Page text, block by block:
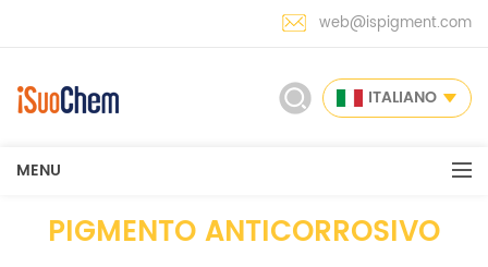
web@ispigment.com
ITALIANO
MENU
PIGMENTO ANTICORROSIVO